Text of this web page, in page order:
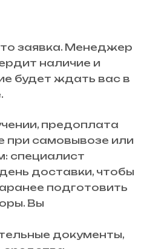
заявка. Менеджер
наличие и
будет ждать вас в
предоплата
при самовывозе или
специалист
доставки, чтобы
подготовить
Вы
документы,